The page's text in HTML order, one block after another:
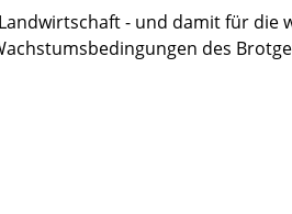
- und damit für die
des